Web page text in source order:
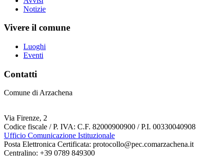
Notizie
Vivere il comune
Luoghi
Eventi
Contatti
Comune di Arzachena
Via Firenze, 2
Codice fiscale / P. IVA: C.F. 82000900900 / P.I. 00330040908
Ufficio Comunicazione Istituzionale
Posta Elettronica Certificata: protocollo@pec.comarzachena.it
Centralino: +39 0789 849300